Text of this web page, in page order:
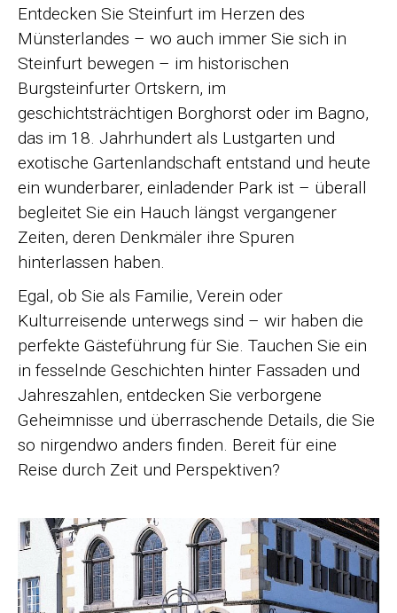
Entdecken Sie Steinfurt im Herzen des
Münsterlandes – wo auch immer Sie sich in
Steinfurt bewegen – im historischen
Burgsteinfurter Ortskern, im
geschichtsträchtigen Borghorst oder im Bagno,
das im 18. Jahrhundert als Lustgarten und
exotische Gartenlandschaft entstand und heute
ein wunderbarer, einladender Park ist – überall
begleitet Sie ein Hauch längst vergangener
Zeiten, deren Denkmäler ihre Spuren
hinterlassen haben.
Egal, ob Sie als Familie, Verein oder
Kulturreisende unterwegs sind – wir haben die
perfekte Gästeführung für Sie. Tauchen Sie ein
in fesselnde Geschichten hinter Fassaden und
Jahreszahlen, entdecken Sie verborgene
Geheimnisse und überraschende Details, die Sie
so nirgendwo anders finden. Bereit für eine
Reise durch Zeit und Perspektiven?